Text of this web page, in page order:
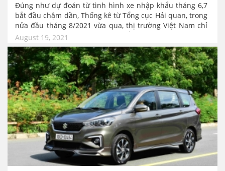
Đúng như dự đoán từ tình hình xe nhập khẩu tháng 6,7
bắt đầu chậm dần, Thống kê từ Tổng cục Hải quan, trong
nửa đầu tháng 8/2021 vừa qua, thị trường Việt Nam chỉ
có thêm hơn 4.000 ô tô nhập khẩu, với kim ngạch nhập
khẩu hơn 103 triệu USD. Tinh hình nhập khẩu xe về Việt
Nam đã tụt giảm không phanh. Số lượng giảm tới hơn
một nửa so với cùng kỳ tháng 7 trước.
August 19, 2021